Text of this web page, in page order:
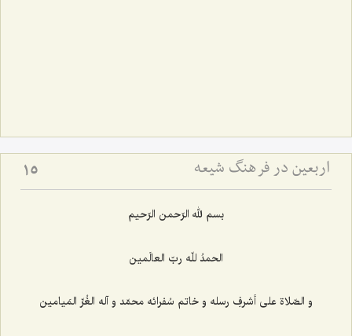
اربعین در فرهنگ شیعه 15
بسم لله الرّحمن الرّحیم
الحمدُ للّه ربّ العالَمین
و الصّلاة علی أشرفِ رسله و خاتم سُفرائه محمّد و آله الغُرِّ المَیامین